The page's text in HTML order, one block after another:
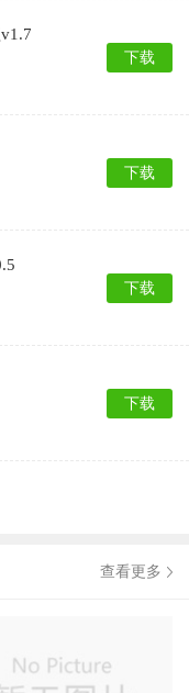
下载
下载
下载
下载
查看更多